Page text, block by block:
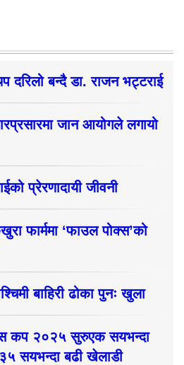
दरिलो बन्दै डा. राजन भट्टराई
जान आयोगले लगायो
प्रेरणादायी जीवनी
फार्ममा ‘फाउल पोक्स’को
बाहिरी ढोका पुनः खुला
कप २०२५ सुरुएक सयभन्दा
३५ सयभन्दा बढी खेलाडी